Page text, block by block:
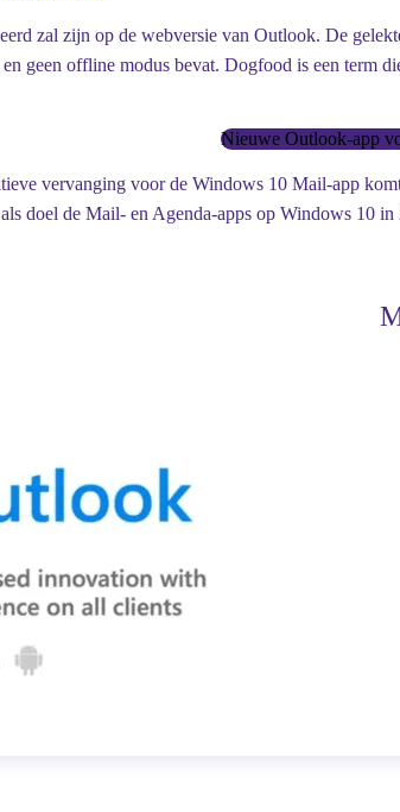
zal zijn op de webversie van Outlook. De
geen offline modus bevat. Dogfood is een term
Nieuwe Outlook-app
vervanging voor de Windows 10 Mail-app
doel de Mail- en Agenda-apps op Windows 10 in